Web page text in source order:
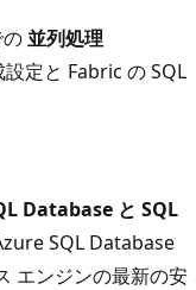
並列処理
設定と Fabric の SQL
Database と SQL
SQL Database
エンジンの最新の安